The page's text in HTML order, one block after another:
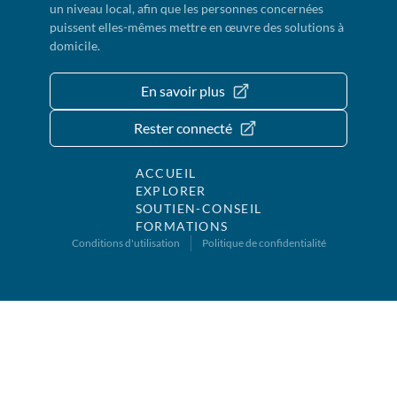
un niveau local, afin que les personnes concernées
puissent elles-mêmes mettre en œuvre des solutions à
domicile.
En savoir plus
Rester connecté
ACCUEIL
EXPLORER
SOUTIEN-CONSEIL
FORMATIONS
Conditions d'utilisation Politique de confidentialité